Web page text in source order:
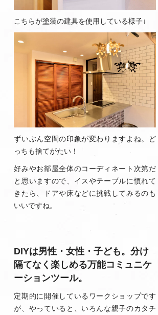
こちらが塗装の建具を使用している様子↓
ずいぶん空間の印象が変わりますよね。ど
っちも捨てがたい！
好みやお部屋全体のコーディネート次第だ
と思いますので、イスやテーブルに慣れて
きたら、ドアや床などに挑戦してみるのも
いいですね。
DIYは男性・女性・子ども。分け
隔てなく楽しめる万能コミュニケ
ーションツール。
定期的に開催しているワークショップです
が、やっていると、いろんな親子のカタチ